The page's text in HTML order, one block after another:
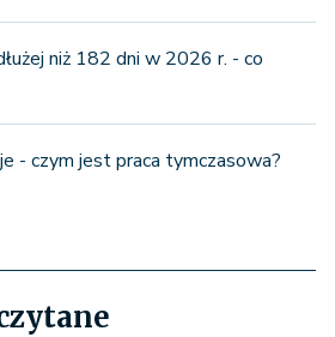
niż 182 dni w 2026 r. - co
- czym jest praca tymczasowa?